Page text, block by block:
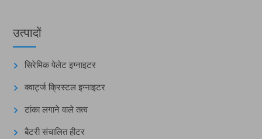
उत्पादों
सिरेमिक पेलेट इग्नाइटर
क्वार्ट्ज क्रिस्टल इग्नाइटर
टांका लगाने वाले तत्व
बैटरी संचालित हीटर